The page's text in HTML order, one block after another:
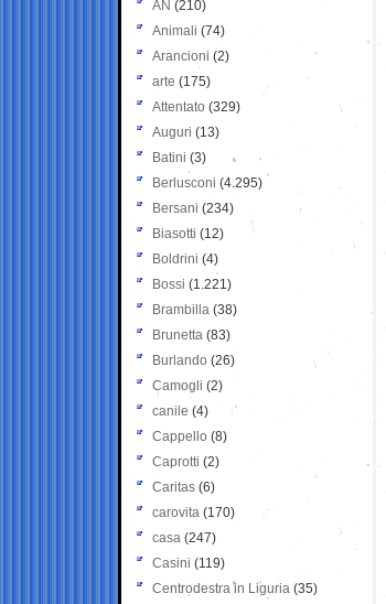
AN (210)
Animali (74)
Arancioni (2)
arte (175)
Attentato (329)
Auguri (13)
Batini (3)
Berlusconi (4.295)
Bersani (234)
Biasotti (12)
Boldrini (4)
Bossi (1.221)
Brambilla (38)
Brunetta (83)
Burlando (26)
Camogli (2)
canile (4)
Cappello (8)
Caprotti (2)
Caritas (6)
carovita (170)
casa (247)
Casini (119)
Centrodestra in Liguria (35)